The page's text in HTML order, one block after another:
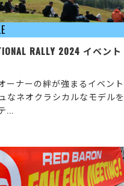
RALLY 2024 イベント
ーナーの絆が強まるイベント
なネオクラシカルなモデルを